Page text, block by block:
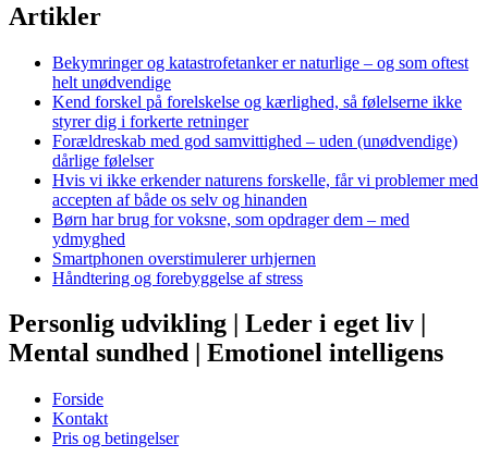
Artikler
Bekymringer og katastrofetanker er naturlige – og som oftest
helt unødvendige
Kend forskel på forelskelse og kærlighed, så følelserne ikke
styrer dig i forkerte retninger
Forældreskab med god samvittighed – uden (unødvendige)
dårlige følelser
Hvis vi ikke erkender naturens forskelle, får vi problemer med
accepten af både os selv og hinanden
Børn har brug for voksne, som opdrager dem – med
ydmyghed
Smartphonen overstimulerer urhjernen
Håndtering og forebyggelse af stress
Personlig udvikling | Leder i eget liv |
Mental sundhed | Emotionel intelligens
Forside
Kontakt
Pris og betingelser